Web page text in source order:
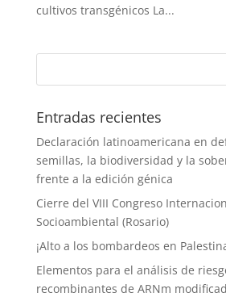
cultivos transgénicos La...
Entradas recientes
Declaración latinoamericana en
semillas, la biodiversidad y la
frente a la edición génica
Cierre del VIII Congreso
Socioambiental (Rosario)
¡Alto a los bombardeos en
Elementos para el análisis de
recombinantes de ARNm